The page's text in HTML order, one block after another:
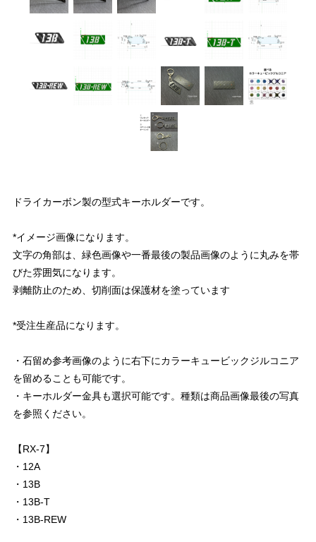
ドライカーボン製の型式キーホルダーです。
*イメージ画像になります。
文字の角部は、緑色画像や一番最後の製品画像のように丸みを帯
びた雰囲気になります。
剥離防止のため、切削面は保護材を塗っています
*受注生産品になります。
・石留め参考画像のように右下にカラーキュービックジルコニア
を留めることも可能です。
・キーホルダー金具も選択可能です。種類は商品画像最後の写真
を参照ください。
【RX-7】
・12A
・13B
・13B-T
・13B-REW